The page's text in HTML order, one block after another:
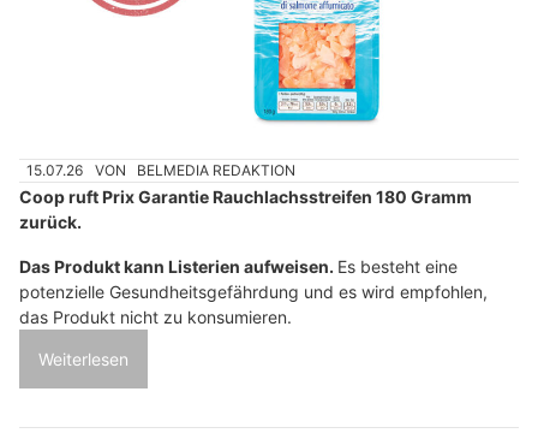
15.07.26 VON BELMEDIA REDAKTION
Coop ruft Prix Garantie Rauchlachsstreifen 180 Gramm
zurück.
Das Produkt kann Listerien aufweisen. Es besteht eine
potenzielle Gesundheitsgefährdung und es wird empfohlen,
das Produkt nicht zu konsumieren.
Weiterlesen